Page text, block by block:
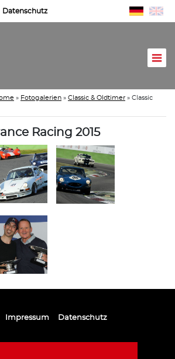
Datenschutz
» Fotogalerien » Classic & Oldtimer » Classic
Racing 2015
Impressum Datenschutz